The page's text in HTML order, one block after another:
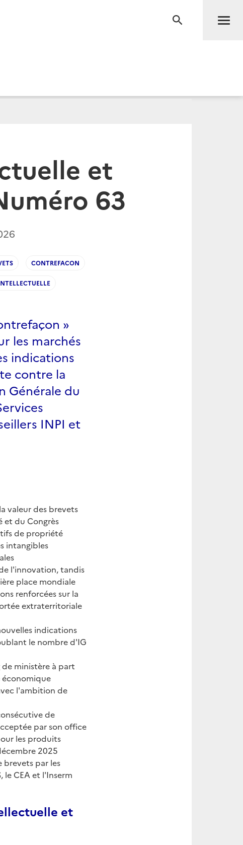
RECHERCHE
et
63
CONTREFACON
»
les marchés
indications
contre la
Générale du
INPI et
valeur des brevets
et du Congrès
de propriété
intangibles
l'innovation, tandis
place mondiale
renforcées sur la
extraterritoriale
indications
le nombre d'IG
ministère à part
économique
l'ambition de
de
par son office
les produits
2025
brevets par les
CEA et l'Inserm
et